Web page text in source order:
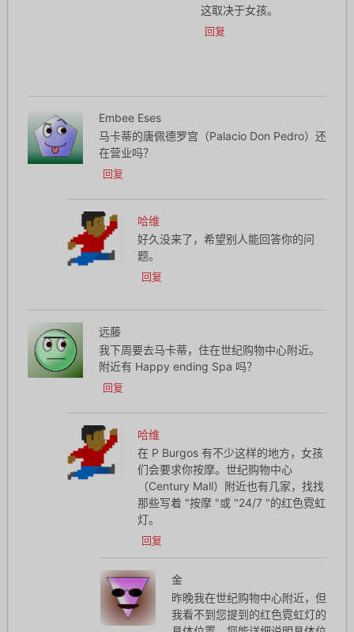
这取决于女孩。
回复
Embee Eses
马卡蒂的唐佩德罗宫（Palacio Don Pedro）还
在营业吗？
回复
哈维
好久没来了，希望别人能回答你的问
题。
回复
远藤
我下周要去马卡蒂，住在世纪购物中心附近。
附近有 Happy ending Spa 吗？
回复
哈维
在 P Burgos 有不少这样的地方，女孩
们会要求你按摩。世纪购物中心
（Century Mall）附近也有几家，找找
那些写着 "按摩 "或 "24/7 "的红色霓虹
灯。
回复
金
昨晚我在世纪购物中心附近，但
我看不到您提到的红色霓虹灯的